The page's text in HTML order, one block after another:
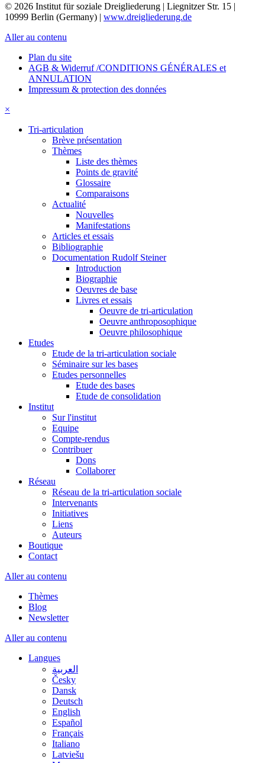
© 2026 Institut für soziale Dreigliederung | Liegnitzer Str. 15 |
10999 Berlin (Germany) | www.dreigliederung.de
Aller au contenu
Plan du site
AGB & Widerruf /CONDITIONS GÉNÉRALES et
ANNULATION
Impressum & protection des données
×
Tri-articulation
Brève présentation
Thèmes
Liste des thèmes
Points de gravité
Glossaire
Comparaisons
Actualité
Nouvelles
Manifestations
Articles et essais
Bibliographie
Documentation Rudolf Steiner
Introduction
Biographie
Oeuvres de base
Livres et essais
Oeuvre de tri-articulation
Oeuvre anthroposophique
Oeuvre philosophique
Etudes
Etude de la tri-articulation sociale
Séminaire sur les bases
Etudes personnelles
Etude des bases
Etude de consolidation
Institut
Sur l'institut
Equipe
Compte-rendus
Contribuer
Dons
Collaborer
Réseau
Réseau de la tri-articulation sociale
Intervenants
Initiatives
Liens
Auteurs
Boutique
Contact
Aller au contenu
Thèmes
Blog
Newsletter
Aller au contenu
Langues
العربية
Česky
Dansk
Deutsch
English
Español
Français
Italiano
Latviešu